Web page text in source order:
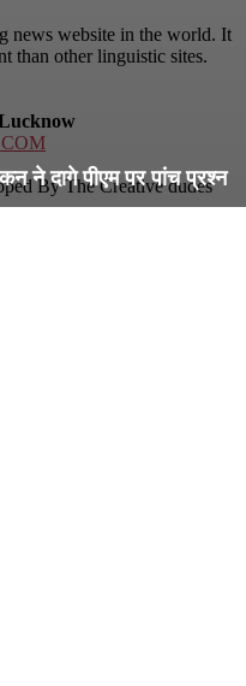
ने दागे पीएम पर पांच प्रश्न
news website in the world. It
than other linguistic sites.
By The Creative dudes